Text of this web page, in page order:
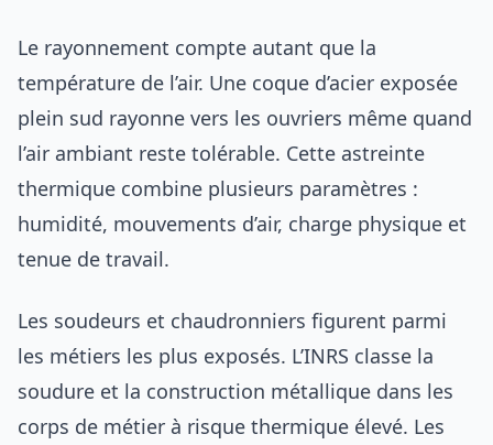
Le rayonnement compte autant que la
température de l’air. Une coque d’acier exposée
plein sud rayonne vers les ouvriers même quand
l’air ambiant reste tolérable. Cette astreinte
thermique combine plusieurs paramètres :
humidité, mouvements d’air, charge physique et
tenue de travail.
Les soudeurs et chaudronniers figurent parmi
les métiers les plus exposés. L’INRS classe la
soudure et la construction métallique dans les
corps de métier à risque thermique élevé. Les